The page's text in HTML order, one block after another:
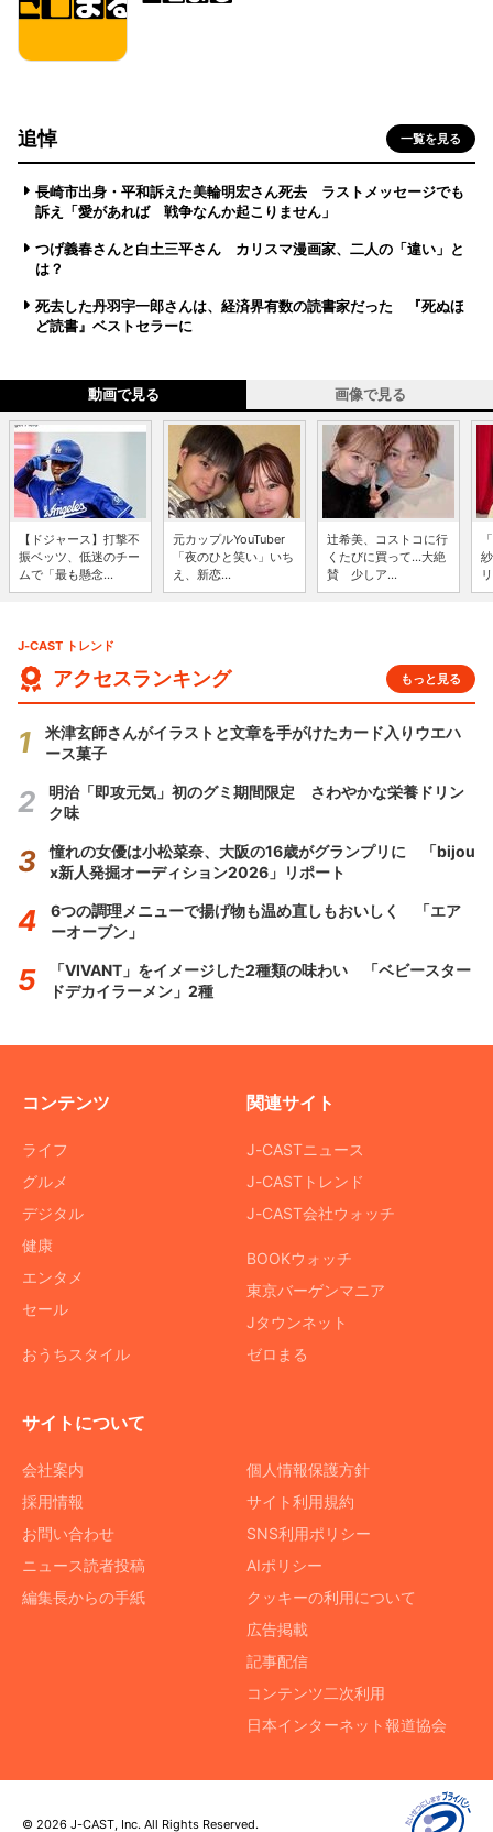
追悼 一覧を見る
長崎市出身・平和訴えた美輪明宏さん死去 ラストメッセージでも
訴え「愛があれば 戦争なんか起こりません」
つげ義春さんと白土三平さん カリスマ漫画家、二人の「違い」と
は？
死去した丹羽宇一郎さんは、経済界有数の読書家だった 『死ぬほ
ど読書』ベストセラーに
動画で見る 画像で見る
【ドジャース】打撃不
振ベッツ、低迷のチー
ムで「最も懸念...
元カップルYouTuber
「夜のひと笑い」いち
え、新恋...
辻希美、コストコに行
くたびに買って...大絶
賛 少しア...
J-CAST トレンド
アクセスランキング もっと見る
米津玄師さんがイラストと文章を手がけたカード入りウエハ
ース菓子
明治「即攻元気」初のグミ期間限定 さわやかな栄養ドリン
ク味
憧れの女優は小松菜奈、大阪の16歳がグランプリに 「bijou
x新人発掘オーディション2026」リポート
6つの調理メニューで揚げ物も温め直しもおいしく 「エア
ーオーブン」
「VIVANT」をイメージした2種類の味わい 「ベビースター
ドデカイラーメン」2種
コンテンツ
ライフ
グルメ
デジタル
健康
エンタメ
セール
おうちスタイル
関連サイト
J-CASTニュース
J-CASTトレンド
J-CAST会社ウォッチ
BOOKウォッチ
東京バーゲンマニア
Jタウンネット
ゼロまる
サイトについて
会社案内
採用情報
お問い合わせ
ニュース読者投稿
編集長からの手紙
個人情報保護方針
サイト利用規約
SNS利用ポリシー
AIポリシー
クッキーの利用について
広告掲載
記事配信
コンテンツ二次利用
日本インターネット報道協会
© 2026 J-CAST, Inc. All Rights Reserved.